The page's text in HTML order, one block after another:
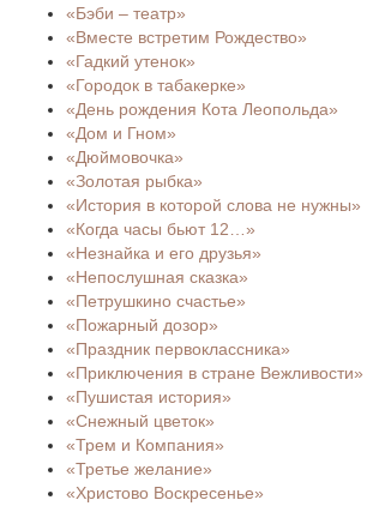
«Бэби – театр»
«Вместе встретим Рождество»
«Гадкий утенок»
«Городок в табакерке»
«День рождения Кота Леопольда»
«Дом и Гном»
«Дюймовочка»
«Золотая рыбка»
«История в которой слова не нужны»
«Когда часы бьют 12…»
«Незнайка и его друзья»
«Непослушная сказка»
«Петрушкино счастье»
«Пожарный дозор»
«Праздник первоклассника»
«Приключения в стране Вежливости»
«Пушистая история»
«Снежный цветок»
«Трем и Компания»
«Третье желание»
«Христово Воскресенье»